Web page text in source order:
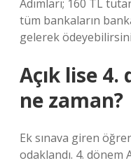
Adımları; 160 TL
tüm bankaların
gelerek
Açık lise 4.
ne zaman?
Ek sınava giren
odaklandı. 4. dönem